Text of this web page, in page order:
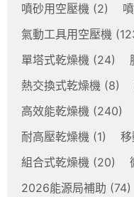
噴砂用空壓機 (2)
氣動工具用空壓機
單塔式乾燥機 (24)
熱交換式乾燥機 (8)
高效能乾燥機 (240)
耐高壓乾燥機 (1)
組合式乾燥機 (20)
2026能源局補助 (74)